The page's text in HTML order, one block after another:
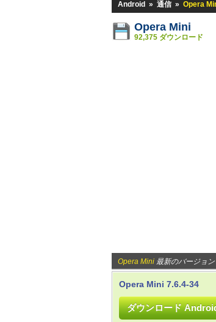
Android » 通信 » Opera
Opera Mini
92,375 ダウンロード
Opera Mini 最新のバージョン
Opera Mini 7.6.4-34